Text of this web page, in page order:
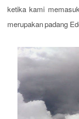
ketika kami
merupakan padang